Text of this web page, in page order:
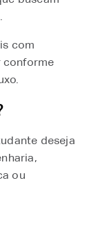
com
conforme
deseja
ou